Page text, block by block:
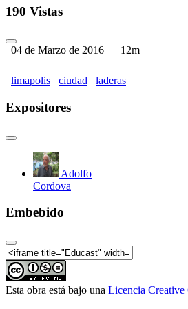
190 Vistas
04 de Marzo de 2016 12m
limapolis ciudad laderas
Expositores
Adolfo
Cordova
Embebido
Esta obra está bajo una Licencia Creative